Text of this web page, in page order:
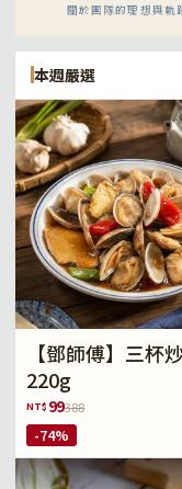
關於團隊的理想與軌
本週嚴選
【鄧師傅】三杯
220g
NT$ 99388
-74%